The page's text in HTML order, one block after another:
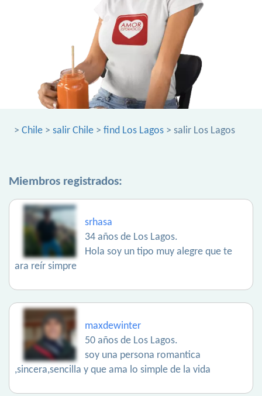
> Chile > salir Chile > find Los Lagos > salir Los Lagos
Miembros registrados:
srhasa
34 años de Los Lagos.
Hola soy un tipo muy alegre que te
ara reír simpre
maxdewinter
50 años de Los Lagos.
soy una persona romantica
,sincera,sencilla y que ama lo simple de la vida